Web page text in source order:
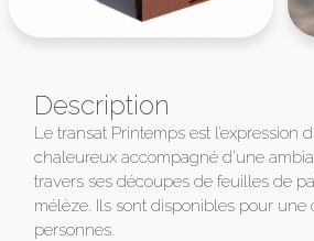
Description
Le transat Printemps est l’expression
chaleureux accompagné d’une
travers ses découpes de feuilles de
mélèze. Ils sont disponibles pour une
personnes.